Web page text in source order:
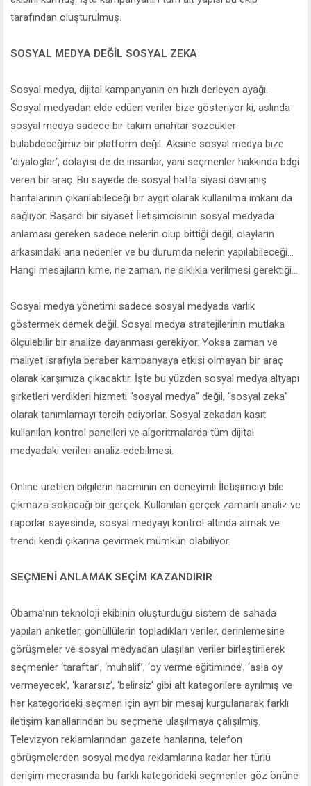
tarafından oluşturulmuş.
SOSYAL MEDYA DEĞİL SOSYAL ZEKA
Sosyal medya, dijital kampanyanın en hızlı derleyen ayağı.
Sosyal medyadan elde edüen veriler bize gösteriyor ki, aslında
sosyal medya sadece bir takım anahtar sözcükler
bulabdeceğimiz bir platform değil. Aksine sosyal medya bize
‘diyaloglar’, dolayısı de de insanlar, yani seçmenler hakkında bdgi
veren bir araç. Bu sayede de sosyal hatta siyasi davranış
haritalarının çıkarılabileceği bir aygıt olarak kullanılma imkanı da
sağlıyor. Başardı bir siyaset İletişimcisinin sosyal medyada
anlaması gereken sadece nelerin olup bittiği değil, olayların
arkasındaki ana nedenler ve bu durumda nelerin yapılabileceği...
Hangi mesajların kime, ne zaman, ne sıklıkla verilmesi gerektiği...
Sosyal medya yönetimi sadece sosyal medyada varlık
göstermek demek değil. Sosyal medya stratejilerinin mutlaka
ölçülebilir bir analize dayanması gerekiyor. Yoksa zaman ve
maliyet israfıyla beraber kampanyaya etkisi olmayan bir araç
olarak karşımıza çıkacaktır. İşte bu yüzden sosyal medya altyapı
şirketleri verdikleri hizmeti “sosyal medya” değil, “sosyal zeka”
olarak tanımlamayı tercih ediyorlar. Sosyal zekadan kasıt
kullanılan kontrol panelleri ve algoritmalarda tüm dijital
medyadaki verileri analiz edebilmesi.
Online üretilen bilgilerin hacminin en deneyimli İletişimciyi bile
çıkmaza sokacağı bir gerçek. Kullanılan gerçek zamanlı analiz ve
raporlar sayesinde, sosyal medyayı kontrol altında almak ve
trendi kendi çıkarına çevirmek mümkün olabiliyor.
SEÇMENİ ANLAMAK SEÇİM KAZANDIRIR
Obama’nın teknoloji ekibinin oluşturduğu sistem de sahada
yapılan anketler, gönüllülerin topladıkları veriler, derinlemesine
görüşmeler ve sosyal medyadan ulaşılan veriler birleştirilerek
seçmenler ‘taraftar’, ‘muhalif’, ‘oy verme eğitiminde’, ‘asla oy
vermeyecek’, ‘kararsız’, ‘belirsiz’ gibi alt kategorilere ayrılmış ve
her kategorideki seçmen için ayrı bir mesaj kurgulanarak farklı
iletişim kanallarından bu seçmene ulaşılmaya çalışılmış.
Televizyon reklamlarından gazete hanlarına, telefon
görüşmelerden sosyal medya reklamlarına kadar her türlü
derişim mecrasında bu farklı kategorideki seçmenler göz önüne